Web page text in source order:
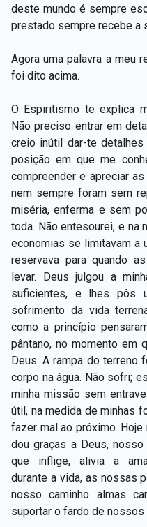
deste mundo é sempre
prestado sempre recebe a
Agora uma palavra a meu
foi dito acima.
O Espiritismo te explica
Não preciso entrar em
creio inútil dar-te detalhes
posição em que me
compreender e apreciar
nem sempre foram sem
miséria, enferma e sem
toda. Não entesourei, e na
economias se limitavam a
reservava para quando
levar. Deus julgou a
suficientes, e lhes pôs
sofrimento da vida
como a princípio
pântano, no momento em
Deus. A rampa do terreno
corpo na água. Não sofri;
minha missão sem
útil, na medida de minhas
fazer mal ao próximo.
dou graças a Deus,
que inflige, alivia a
durante a vida, as nossas
nosso caminho almas
suportar o fardo de